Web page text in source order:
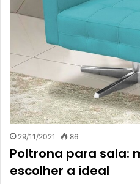
29/11/2021 86
Poltrona para sala:
escolher a ideal